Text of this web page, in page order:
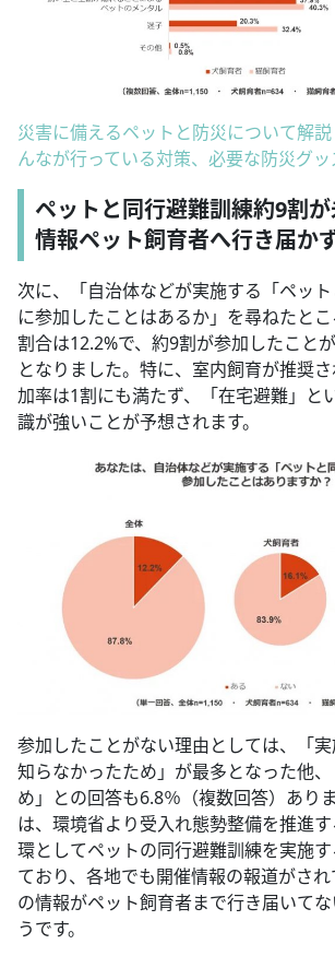
災害に備えるペットと防災について解
んなが行っている対策、必要な防災グ
ペットと同行避難訓練約9割
情報ペット飼育者へ行き届か
次に、「自治体などが実施する「ペット
に参加したことはあるか」を尋ねたと
割合は12.2%で、約9割が参加したこと
となりました。特に、室内飼育が推奨
加率は1割にも満たず、「在宅避難」と
識が強いことが予想されます。
参加したことがない理由としては、「
知らなかったため」が最多となった他
め」との回答も6.8％（複数回答）あり
は、環境省より受入れ態勢整備を推進
環としてペットの同行避難訓練を実施
ており、各地でも開催情報の報道がさ
の情報がペット飼育者まで行き届いて
うです。